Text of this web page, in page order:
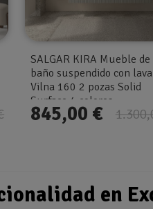
SALGAR KIRA Mueble de
baño suspendido con
Vilna 160 2 pozas Solid
Surface 4 colores
845,00 €
en